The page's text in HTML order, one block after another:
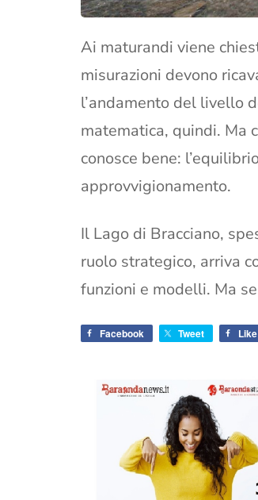
Ai maturandi viene
misurazioni devono
l’andamento del livello
matematica, quindi. Ma
conosce bene:
approvvigionamento.
Il Lago di Bracciano,
ruolo strategico, arriva
funzioni e modelli. Ma
Facebook Tweet Like